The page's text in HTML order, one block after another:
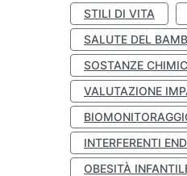
STILI DI VITA
SALUTE DEL
SOSTANZE
VALUTAZIONE
INTERFERENTI
OBESITÀ